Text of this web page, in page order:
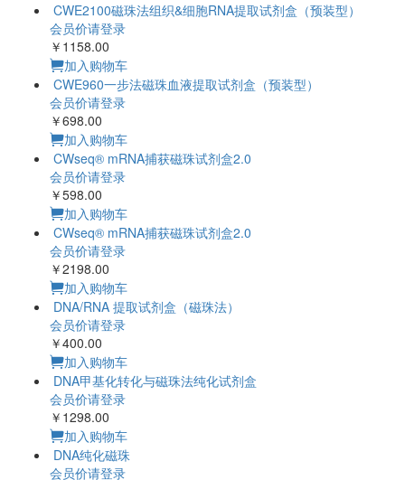
CWE2100磁珠法组织&细胞RNA提取试剂盒（预装型）
会员价请登录
￥1158.00
加入购物车
CWE960一步法磁珠血液提取试剂盒（预装型）
会员价请登录
￥698.00
加入购物车
CWseq® mRNA捕获磁珠试剂盒2.0
会员价请登录
￥598.00
加入购物车
CWseq® mRNA捕获磁珠试剂盒2.0
会员价请登录
￥2198.00
加入购物车
DNA/RNA 提取试剂盒（磁珠法）
会员价请登录
￥400.00
加入购物车
DNA甲基化转化与磁珠法纯化试剂盒
会员价请登录
￥1298.00
加入购物车
DNA纯化磁珠
会员价请登录